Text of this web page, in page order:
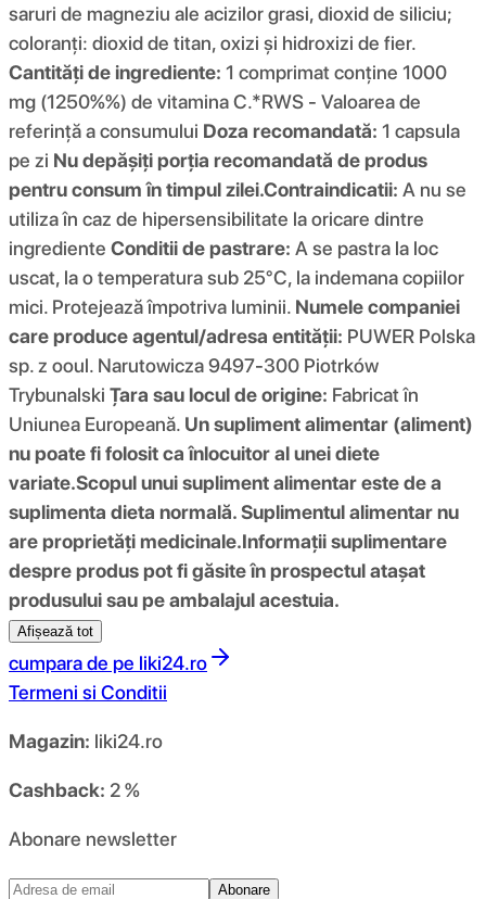
saruri de magneziu ale acizilor grasi, dioxid de siliciu;
coloranți: dioxid de titan, oxizi și hidroxizi de fier.
Cantități de ingrediente: 1 comprimat conține 1000
mg (1250%%) de vitamina C.*RWS - Valoarea de
referință a consumului Doza recomandată: 1 capsula
pe zi Nu depășiți porția recomandată de produs
pentru consum în timpul zilei.Contraindicatii: A nu se
utiliza în caz de hipersensibilitate la oricare dintre
ingrediente Conditii de pastrare: A se pastra la loc
uscat, la o temperatura sub 25°C, la indemana copiilor
mici. Protejează împotriva luminii. Numele companiei
care produce agentul/adresa entității: PUWER Polska
sp. z ooul. Narutowicza 9497-300 Piotrków
Trybunalski Țara sau locul de origine: Fabricat în
Uniunea Europeană. Un supliment alimentar (aliment)
nu poate fi folosit ca înlocuitor al unei diete
variate.Scopul unui supliment alimentar este de a
suplimenta dieta normală. Suplimentul alimentar nu
are proprietăți medicinale.Informații suplimentare
despre produs pot fi găsite în prospectul atașat
produsului sau pe ambalajul acestuia.
Afișează tot
cumpara de pe liki24.ro
Termeni si Conditii
Magazin: liki24.ro
Cashback: 2 %
Abonare newsletter
Abonare